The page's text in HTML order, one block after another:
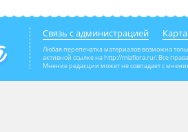
Связь с администрацией
Любая перепечатка материалов возможна
активной ссылке на http://miaflora.ru/. Все
Мнение редакции может не совпадает с